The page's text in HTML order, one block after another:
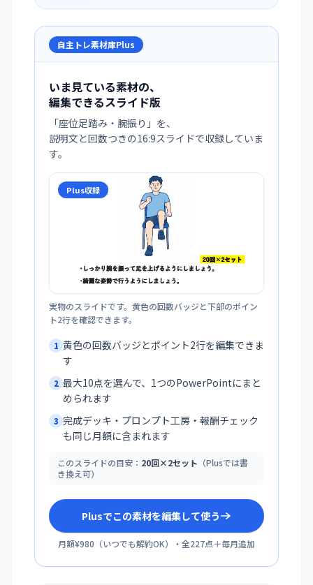
自主トレ素材庫Plus
いま見ている素材の、
編集できるスライド版
「座位足踏み・腕振り 」を、
説明文と回数つきの16:9スライドで収録していま
す。
Plus収録
実物のスライドです。黄色の回数バッジと下部のポイン
ト2行を確認できます。
1 黄色の回数バッジとポイント2行を編集できま
す
2 最大10点を選んで、1つのPowerPointにまと
められます
3 完成デッキ・プロンプト工房・報酬チェック
も同じ月額に含まれます
このスライドの目安： 20回×2セット （Plusでは書
き換え可）
Plusでこの素材を編集して使う
月額¥980 （いつでも解約OK）・全227点＋毎月追加